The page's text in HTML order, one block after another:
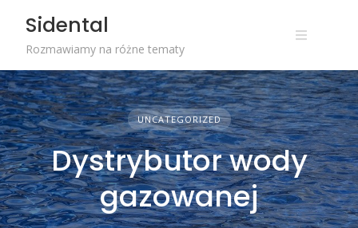
content
Sidental
Rozmawiamy na różne tematy
UNCATEGORIZED
Dystrybutor wody
gazowanej